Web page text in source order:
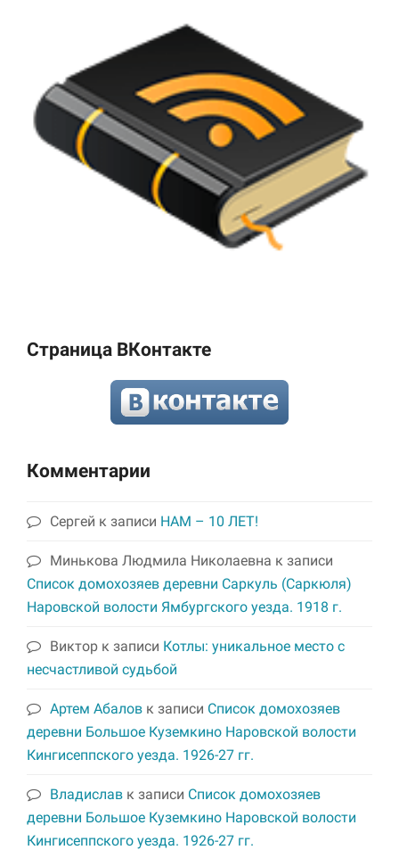
Страница ВКонтакте
Комментарии
Сергей к записи НАМ – 10 ЛЕТ!
Минькова Людмила Николаевна к записи
Список домохозяев деревни Саркуль (Саркюля)
Наровской волости Ямбургского уезда. 1918 г.
Виктор к записи Котлы: уникальное место с
несчастливой судьбой
Артем Абалов к записи Список домохозяев
деревни Большое Куземкино Наровской волости
Кингисеппского уезда. 1926-27 гг.
Владислав к записи Список домохозяев
деревни Большое Куземкино Наровской волости
Кингисеппского уезда. 1926-27 гг.